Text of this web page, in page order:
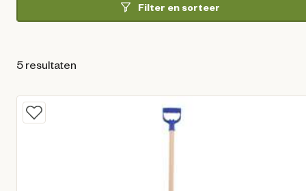
Filter en sorteer
5 resultaten